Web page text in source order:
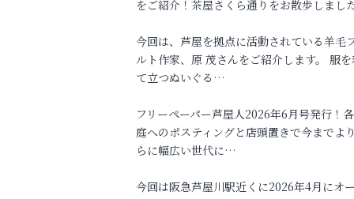
をご紹介！茶屋さくら通りをお散歩しまし
今回は、芦屋を拠点に活動されている羊毛
ルト作家、原 茂さんをご紹介します。 服を
て立つぬいぐる…
フリーペーパー芦屋人2026年6月号発行！
庭へのポスティングと店頭置きで今までよ
らに幅広い世代に…
今回は阪急芦屋川駅近くに2026年4月にオ